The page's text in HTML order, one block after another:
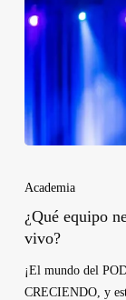
Academia
¿Qué equipo
vivo?
¡El mundo del
CRECIENDO, y